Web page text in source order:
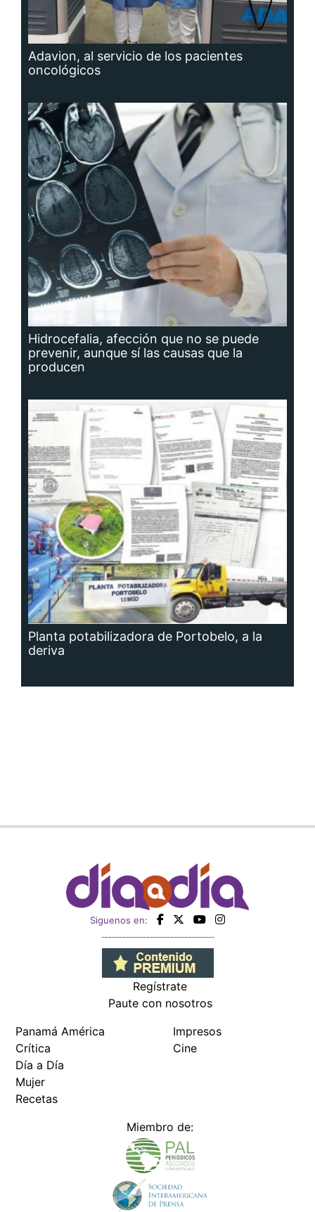
Adavion, al servicio de los pacientes
oncológicos
Hidrocefalia, afección que no se puede
prevenir, aunque sí las causas que la
producen
Planta potabilizadora de Portobelo, a la
deriva
Siguenos en:
Regístrate
Paute con nosotros
Panamá América
Crítica
Día a Día
Mujer
Recetas
Impresos
Cine
Miembro de: